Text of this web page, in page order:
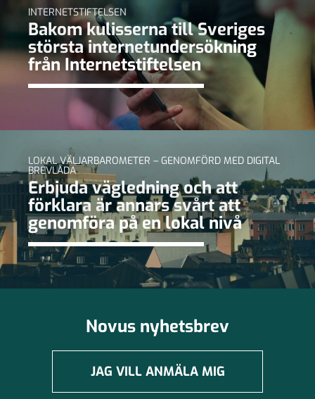
INTERNETSTIFTELSEN
Bakom kulisserna till Sveriges
största internetundersökning
från Internetstiftelsen
LOKAL VÄLJARBAROMETER – GENOMFÖRD MED DIGITAL
BREVLÅDA
Erbjuda vägledning och att
förklara är annars svårt att
genomföra på en lokal nivå
Novus nyhetsbrev
JAG VILL ANMÄLA MIG